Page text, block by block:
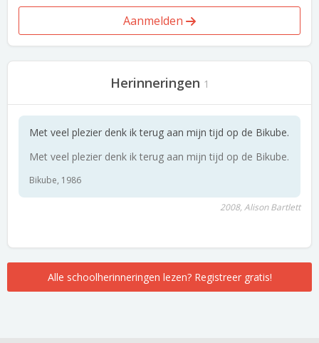
Aanmelden
Herinneringen 1
Met veel plezier denk ik terug aan mijn tijd op de Bikube.
Met veel plezier denk ik terug aan mijn tijd op de Bikube.
Bikube, 1986
2008, Alison Bartlett
Alle schoolherinneringen lezen? Registreer gratis!